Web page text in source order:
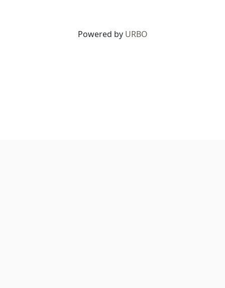
Powered by URBO